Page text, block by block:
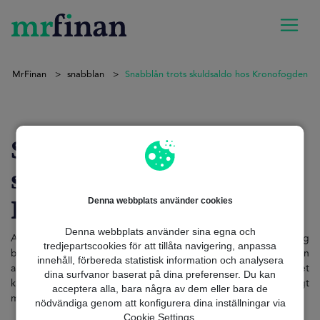
Denna webbplats använder cookies
Denna webbplats använder sina egna och
tredjepartscookies för att tillåta navigering, anpassa
innehåll, förbereda statistisk information och analysera
dina surfvanor baserat på dina preferenser. Du kan
acceptera alla, bara några av dem eller bara de
nödvändiga genom att konfigurera dina inställningar via
Cookie Settings.
MrFinan snabblan Snabblån trots skuldsaldo hos Kronofogden
Snabblån trots
skuldsaldo hos
Kronofogden
Att ha ett skuldsaldo hos Kronofogden är för många en tung
börda som påverkar både vardagen och framtidsplanerna. När en
akut ekonomisk situation uppstår kan behovet av snabb likviditet
kännas överväldigande, men vägen till ett snabblån blir betydligt
mer komplicerad när skulderna redan är registrerade.